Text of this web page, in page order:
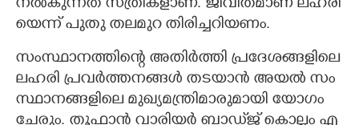
നൽ​കു​ന്ന​ത് സ്​ത്രീ​കളാ​ണ്. ജീ​വി​ത​മാ​ണ് ല​ഹ​രി​
യെ​ന്ന് പു​തു​ ത​ലമു​റ തി​രി​ച്ച​റി​യ​ണം.
സം​സ്ഥാ​ന​ത്തി​ന്റെ അ​തിർ​ത്തി ​പ്ര​ദേ​ശ​ങ്ങ​ളി​ലെ
ല​ഹ​രി ​പ്ര​വർ​ത്ത​ന​ങ്ങൾ ത​ട​യാൻ അ​യൽ​ സം​
സ്ഥാ​ന​ങ്ങ​ളി​ലെ മു​ഖ്യ​മ​ന്ത്രി​മാ​രു​മാ​യി യോ​ഗം